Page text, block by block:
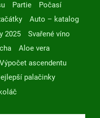
Partie
Počasí
Auto – katalog
2025
Svařené víno
Aloe vera
Výpočet ascendentu
palačinky